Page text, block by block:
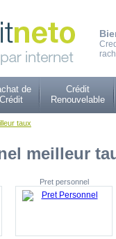
de
Crédit
Crédit
Renouvelable
taux
meilleur
Pret personnel